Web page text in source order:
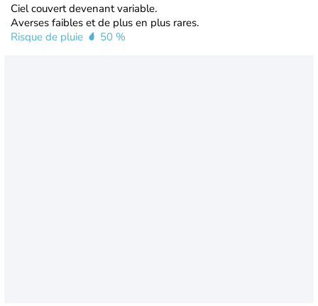
Ciel couvert devenant variable.
Averses faibles et de plus en plus rares.
Risque de pluie
50 %